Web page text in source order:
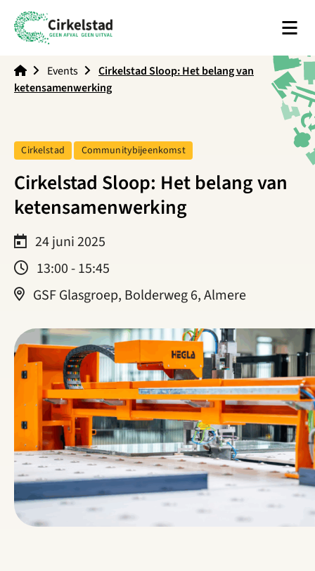
Menu
Events
Cirkelstad Sloop: Het belang van
ketensamenwerking
Cirkelstad Sloop: Het belang van
ketensamenwerking
Tag:
Cirkelstad Tag:
Communitybijeenkomst
24 juni 2025
13:00 - 15:45
GSF Glasgroep, Bolderweg 6, Almere